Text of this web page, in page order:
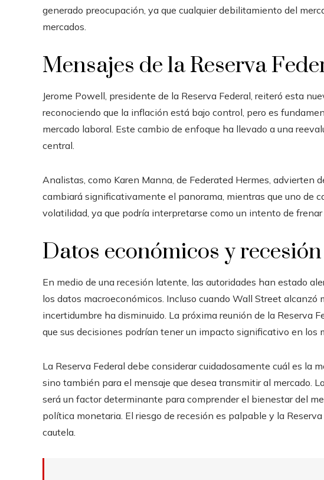
generado preocupación, ya que cualquier debilitamiento del
mercados.
Mensajes de la Reserva
Jerome Powell, presidente de la Reserva Federal, reiteró esta
reconociendo que la inflación está bajo control, pero es
mercado laboral. Este cambio de enfoque ha llevado a una
central.
Analistas, como Karen Manna, de Federated Hermes, advierten
cambiará significativamente el panorama, mientras que uno de
volatilidad, ya que podría interpretarse como un intento de
Datos económicos y recesión
En medio de una recesión latente, las autoridades han estado
los datos macroeconómicos. Incluso cuando Wall Street alcanzó
incertidumbre ha disminuido. La próxima reunión de la Reserva
que sus decisiones podrían tener un impacto significativo en los
La Reserva Federal debe considerar cuidadosamente cuál es la
sino también para el mensaje que desea transmitir al mercado.
será un factor determinante para comprender el bienestar del
política monetaria. El riesgo de recesión es palpable y la
cautela.